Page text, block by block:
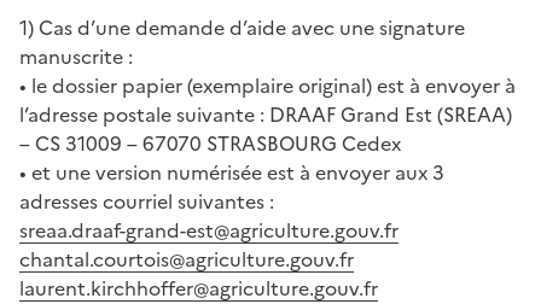
1) Cas d’une demande d’aide avec une signature
manuscrite :
• le dossier papier (exemplaire original) est à envoyer à
l’adresse postale suivante : DRAAF Grand Est (SREAA)
– CS 31009 – 67070 STRASBOURG Cedex
• et une version numérisée est à envoyer aux 3
adresses courriel suivantes :
sreaa.draaf-grand-est@agriculture.gouv.fr
chantal.courtois@agriculture.gouv.fr
laurent.kirchhoffer@agriculture.gouv.fr